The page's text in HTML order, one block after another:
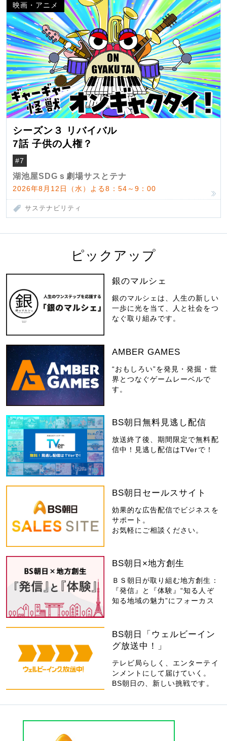
映画・アニメ
シーズン３ リバイバル
7話 子供の人権？
#7
湖池屋SDGｓ劇場サスとテナ
2026年8月12日（水）よる8：54～9：00
サステナビリティ
ピックアップ
銀のマルシェ
銀のマルシェは、人生の新しい
一歩に光を当て、人と社会をつ
なぐ取り組みです。
AMBER GAMES
“おもしろい”を発見・発掘・世
界とつなぐゲームレーベルで
す。
BS朝日無料見逃し配信
放送終了後、期間限定で無料配
信中！見逃し配信はTVerで！
BS朝日セールスサイト
効果的な広告配信でビジネスを
サポート。
お気軽にご相談ください。
BS朝日×地方創生
ＢＳ朝日が取り組む地方創生：
『発信』と『体験』“知る人ぞ
知る地域の魅力”にフォーカス
BS朝日「ウェルビーイン
グ放送中！」
テレビ局らしく、エンターテイ
ンメントにして届けていく。
BS朝日の、新しい挑戦です。